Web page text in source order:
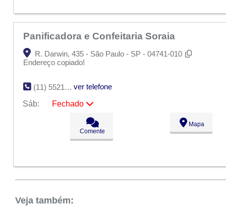
Panificadora e Confeitaria Soraia
R. Darwin, 435 - São Paulo - SP - 04741-010
Endereço copiado!
(11) 5521-4864
ver telefone
Sáb:
Fechado
09:00 - 18:00
09:00 - 18:00
09:00 - 18:00
Comente
Mapa
Veja também: